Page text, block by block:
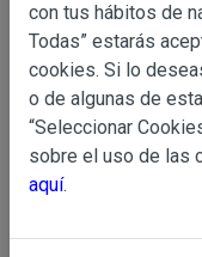
Información
Básica
sobre
de Datos
OBJETO
Las presentes
web
YACARINE
La adquisición
con tus hábitos de
Todas” estarás
cookies. Si lo
o de algunas de
“Seleccionar
sobre el uso de las
aquí.